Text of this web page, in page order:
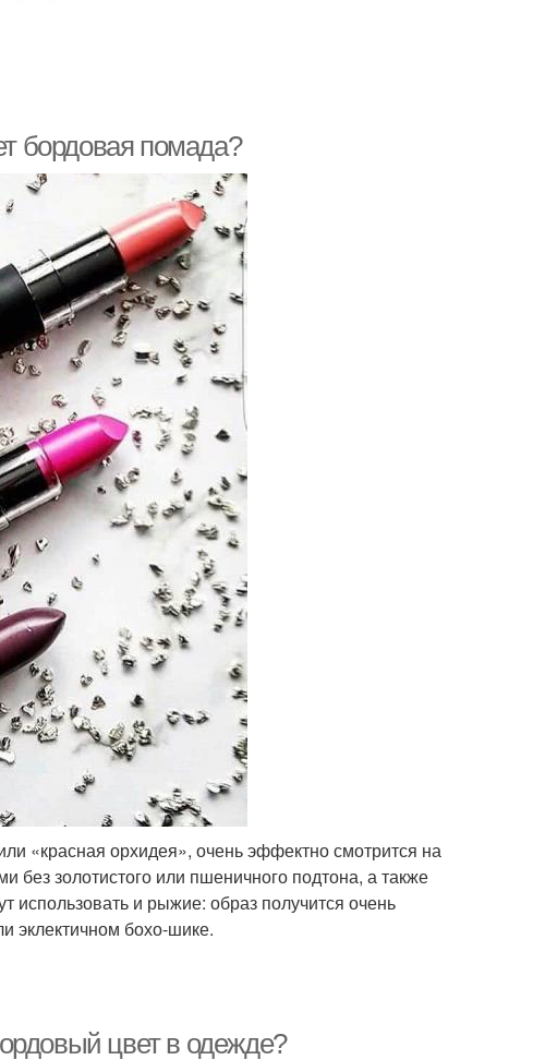
бордовая помада?
«красная орхидея», очень эффектно смотрится на
без золотистого или пшеничного подтона, а также
использовать и рыжие: образ получится очень
эклектичном бохо-шике.
цвет в одежде?